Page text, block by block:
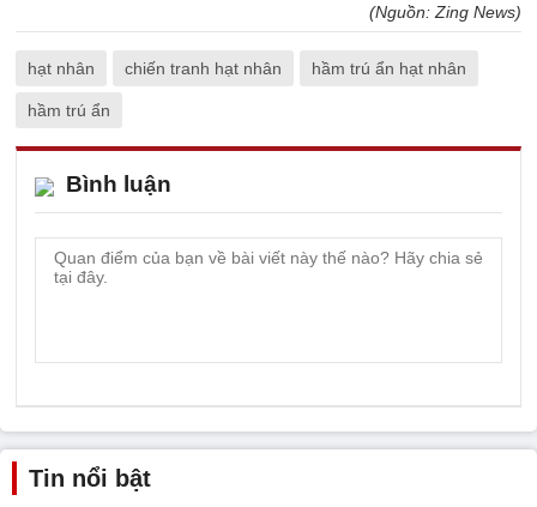
(Nguồn: Zing News)
hạt nhân chiến tranh hạt nhân hầm trú ẩn hạt nhân
hầm trú ẩn
Bình luận
Tin nổi bật